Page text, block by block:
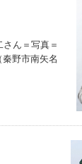
ん＝写真＝
野市南矢名